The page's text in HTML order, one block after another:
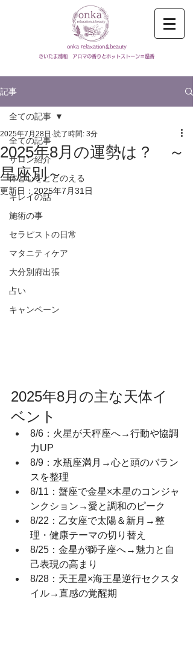
onka relaxation＆beauty
​さいたま浦和 アロマの香りとホットストーン＝温香
記事
全ての記事
サロン紹介
体と心をととのえる
キレイの話
施術の事
セラピストの日常
マタニティケア
大分別府出張
占い
キャンペーン
全ての記事
2025年8月の運勢は？ ～
星座別～
2025年7月28日 読了時間: 3分
更新日： 2025年7月31日
2025年8月の主な天体イ
ベント
8/6：火星が天秤座へ→行動や協調
力UP
8/9：水瓶座満月→心と頭のバラン
スを整理
8/11：蟹座で金星×木星のコンジャ
ンクション→愛と調和のピーク
8/22：乙女座で太陽＆新月→整
理・健康テーマの切り替え
8/25：金星が獅子座へ→魅力と自
己表現の高まり
8/28：天王星×海王星逆行セクスタ
イル→直感の覚醒期